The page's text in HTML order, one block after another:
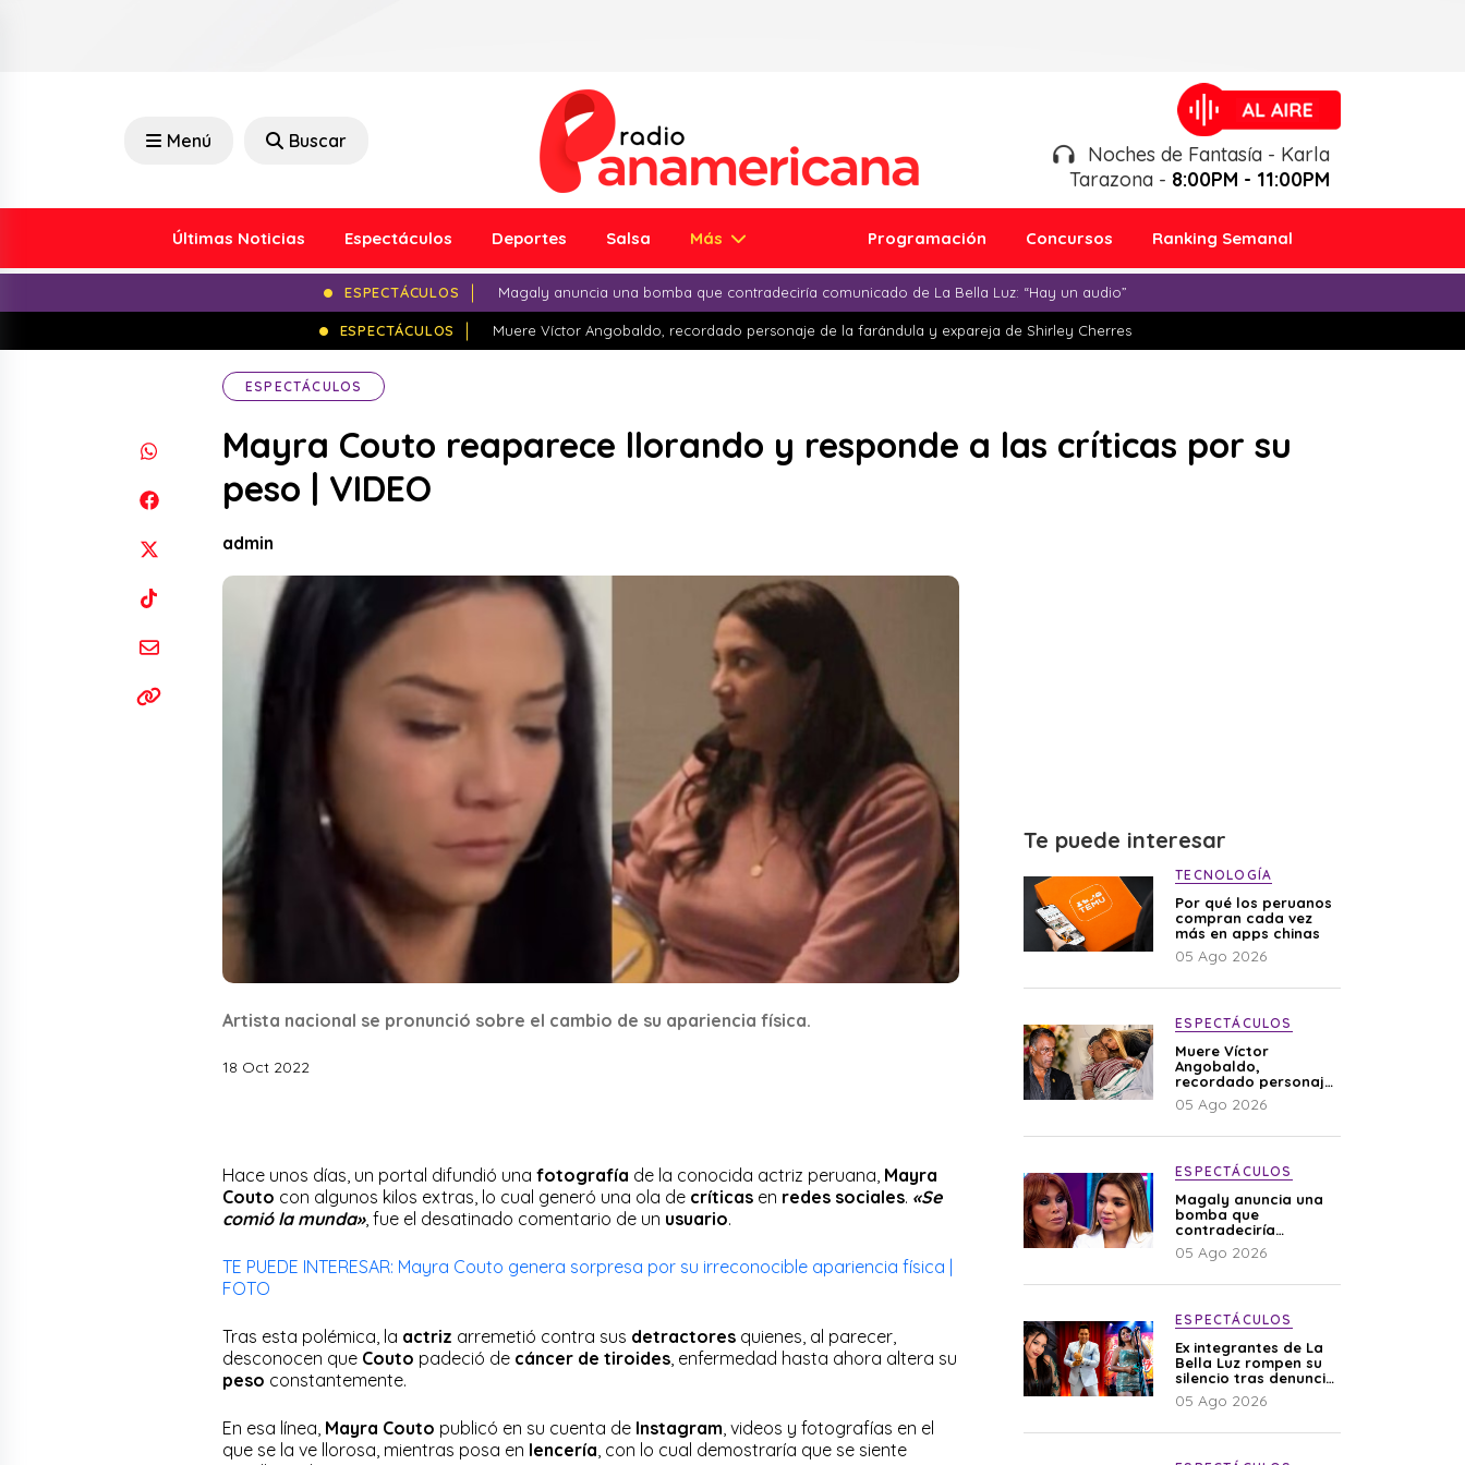
Menú Buscar
Noches de Fantasía - Karla
Tarazona - 8:00PM - 11:00PM
Últimas Noticias Espectáculos Deportes Salsa Más Programación Concursos Ranking Semanal
ESPECTÁCULOS Magaly anuncia una bomba que contradeciría comunicado de La Bella Luz: “Hay un audio”
ESPECTÁCULOS Muere Víctor Angobaldo, recordado personaje de la farándula y expareja de Shirley Cherres
ESPECTÁCULOS
Mayra Couto reaparece llorando y responde a las críticas por su
peso | VIDEO
admin
Artista nacional se pronunció sobre el cambio de su apariencia física.
18 Oct 2022
Hace unos días, un portal difundió una fotografía de la conocida actriz peruana, Mayra
Couto con algunos kilos extras, lo cual generó una ola de críticas en redes sociales. «Se
comió la munda», fue el desatinado comentario de un usuario.
TE PUEDE INTERESAR: Mayra Couto genera sorpresa por su irreconocible apariencia física |
FOTO
Tras esta polémica, la actriz arremetió contra sus detractores quienes, al parecer,
desconocen que Couto padeció de cáncer de tiroides , enfermedad hasta ahora altera su
peso constantemente.
En esa línea, Mayra Couto publicó en su cuenta de Instagram , videos y fotografías en el
que se la ve llorosa, mientras posa en lencería , con lo cual demostraría que se siente
Te puede interesar
TECNOLOGÍA
Por qué los peruanos
compran cada vez
más en apps chinas
05 Ago 2026
ESPECTÁCULOS
Muere Víctor
Angobaldo,
recordado personaje
de la farándula y
expareja de Shirley
05 Ago 2026
ESPECTÁCULOS
Magaly anuncia una
bomba que
contradeciría
comunicado de La
Bella Luz: “Hay un
05 Ago 2026
ESPECTÁCULOS
Ex integrantes de La
Bella Luz rompen su
silencio tras denuncia
de Naldy: “Todo el
mundo lo sabía”
05 Ago 2026